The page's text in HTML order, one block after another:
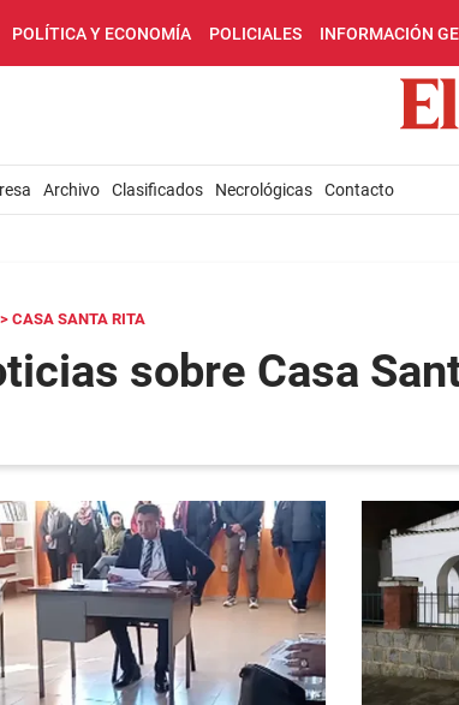
POLÍTICA Y ECONOMÍA POLICIALES INFORMACIÓN
Archivo Clasificados Necrológicas Contacto
> CASA SANTA RITA
sobre Casa